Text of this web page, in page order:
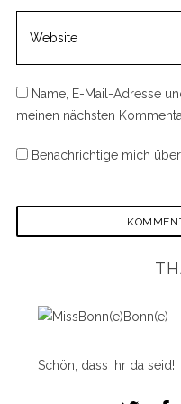
Name, E-Mail-Adresse
meinen nächsten
Benachrichtige mich
Schön, dass ihr da seid!